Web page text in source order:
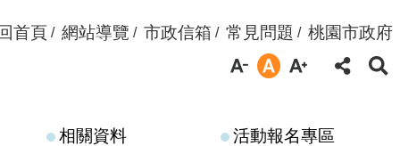
首頁 網站導覽 市政信箱 常見問題 桃園市政府
相關資料 活動報名專區